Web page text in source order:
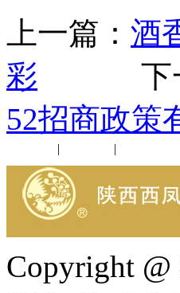
上一篇： 酒
彩 下一
52招商政策
| |
Copyright